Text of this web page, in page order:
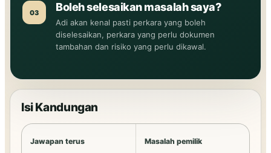
03 Boleh selesaikan masalah saya?
Adi akan kenal pasti perkara yang boleh
diselesaikan, perkara yang perlu dokumen
tambahan dan risiko yang perlu dikawal.
Isi Kandungan
Jawapan terus Masalah pemilik